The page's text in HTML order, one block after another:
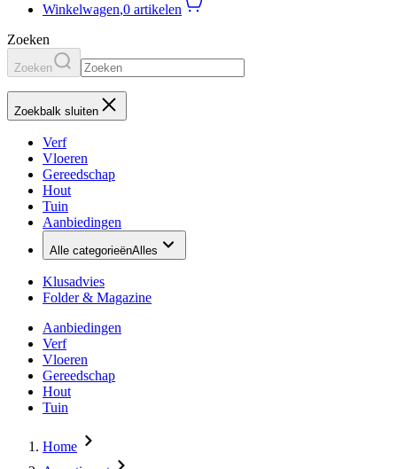
Winkelwagen,0 artikelen
Zoeken
Zoeken
Zoekbalk sluiten
Verf
Vloeren
Gereedschap
Hout
Tuin
Aanbiedingen
Alle categorieënAlles
Klusadvies
Folder & Magazine
Aanbiedingen
Verf
Vloeren
Gereedschap
Hout
Tuin
Home